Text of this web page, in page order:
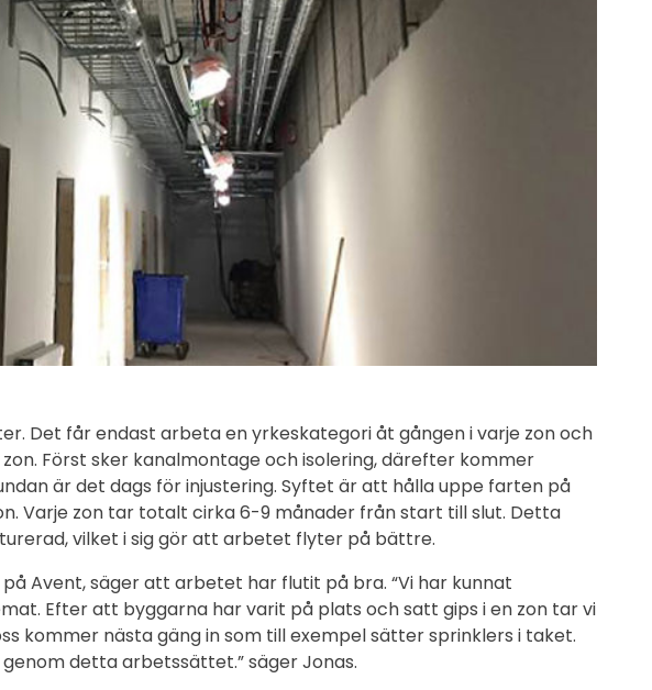
Det får endast arbeta en yrkeskategori åt gången i varje zon och
Först sker kanalmontage och isolering, därefter kommer
är det dags för injustering. Syftet är att hålla uppe farten på
Varje zon tar totalt cirka 6-9 månader från start till slut. Detta
vilket i sig gör att arbetet flyter på bättre.
Avent, säger att arbetet har flutit på bra. “Vi har kunnat
Efter att byggarna har varit på plats och satt gips i en zon tar vi
kommer nästa gäng in som till exempel sätter sprinklers i taket.
detta arbetssättet.” säger Jonas.